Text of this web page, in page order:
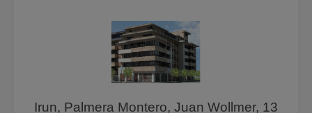
Irun, Palmera Montero, Juan Wollmer, 13